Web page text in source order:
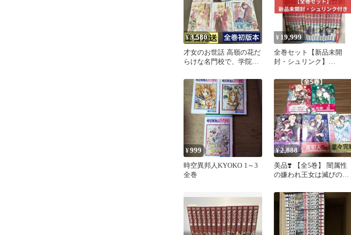
¥3,580
才女のお世話 高嶺の花だ
らけな名門校で、学院一
版
¥ 19,999
全巻セット【新品未開
封・シュリンク】
ターハンター
¥999
時空異邦人KYOKO 1～3
全巻
¥2,888
美品❣️ 【全5巻】 闇属性
の嫌われ王女は滅びの連